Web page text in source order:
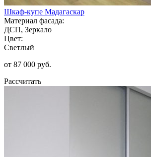
Шкаф-купе Мадагаскар
Материал фасада:
ДСП, Зеркало
Цвет:
Светлый
от 87 000 руб.
Рассчитать